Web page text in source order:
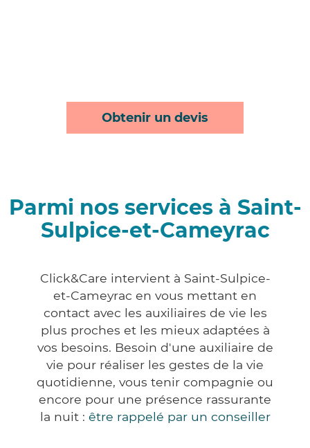
Obtenir un devis
Parmi nos services à Saint-
Sulpice-et-Cameyrac
Click&Care intervient à Saint-Sulpice-
et-Cameyrac en vous mettant en
contact avec les auxiliaires de vie les
plus proches et les mieux adaptées à
vos besoins. Besoin d'une auxiliaire de
vie pour réaliser les gestes de la vie
quotidienne, vous tenir compagnie ou
encore pour une présence rassurante
la nuit : être rappelé par un conseiller